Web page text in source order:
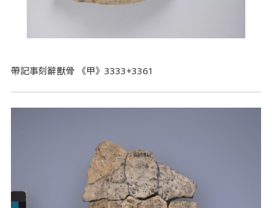
帶記事刻辭獸骨 《甲》3333+3361